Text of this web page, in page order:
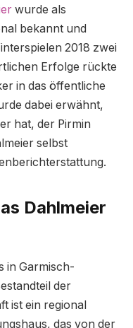
wurde als
bekannt und
2018 zwei
Erfolge rückte
in das öffentliche
dabei erwähnt,
hat, der Pirmin
selbst
Dahlmeier
in Garmisch-
der
ist ein regional
das von der